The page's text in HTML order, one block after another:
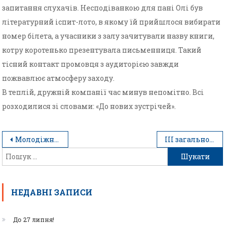
запитання слухачів. Несподіванкою для пані Олі був
літературний іспит-лото, в якому їй прийшлося вибирати
номер білета, а учасники з залу зачитували назву книги,
котру коротенько презентувала письменниця. Такий
тісний контакт промовця з аудиторією завжди
пожвавлює атмосферу заходу.
В теплій, дружній компанії час минув непомітно. Всі
розходилися зі словами: «До нових зустрічей».
Молодіжний форум «Живи та працюй в Україні» ІІІ загальноміський турнір «Шкільна кулінарна ліга – 2019» розпочато!
НЕДАВНІ ЗАПИСИ
До 27 липня!